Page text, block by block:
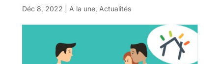
Déc 8, 2022 A la une, Actualités